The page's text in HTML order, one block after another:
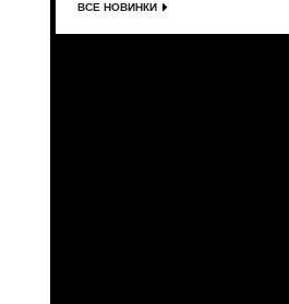
ВСЕ НОВИНКИ